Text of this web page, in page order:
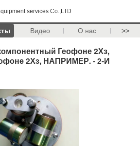
services Co.,LTD
Видео О нас >>
Геофоне 2Хз,
2Хз, НАПРИМЕР. - 2-И